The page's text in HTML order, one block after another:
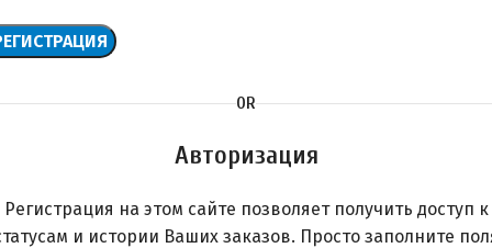
OR
Авторизация
Регистрация на этом сайте позволяет получить доступ к
и истории Ваших заказов. Просто заполните